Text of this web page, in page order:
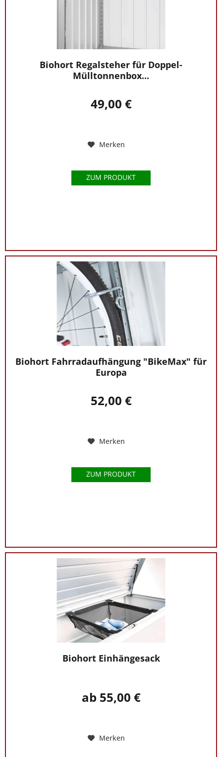
Biohort Regalsteher für Doppel-
Mülltonnenbox...
49,00 €
Merken
ZUM PRODUKT
Biohort Fahrradaufhängung "BikeMax" für
Europa
52,00 €
Merken
ZUM PRODUKT
Biohort Einhängesack
ab 55,00 €
Merken